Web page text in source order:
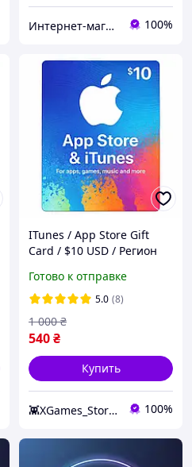
Интернет-магазин "Digital Product" 100%
ITunes / App Store Gift
Card / $10 USD / Регион
App Store Gift Card / $10
USA / Быстрая доставка
Готово к отправке
5.0 (8)
540₴
1 000 ₴
Купить
👾XGames_Store👾 100%